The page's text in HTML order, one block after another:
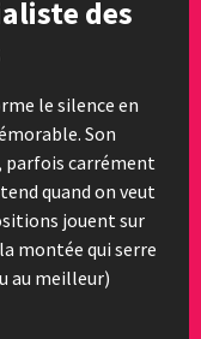
des
le silence en
Son
parfois carrément
quand on veut
jouent sur
montée qui serre
au meilleur)